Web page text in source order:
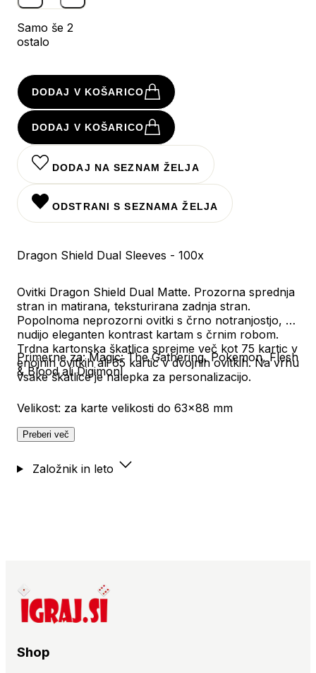
Samo še 2
ostalo
DODAJ V KOŠARICO
DODAJ V KOŠARICO
DODAJ NA SEZNAM ŽELJA
ODSTRANI S SEZNAMA ŽELJA
Dragon Shield Dual Sleeves - 100x
Ovitki Dragon Shield Dual Matte. Prozorna sprednja
stran in matirana, teksturirana zadnja stran.
Popolnoma neprozorni ovitki s črno notranjostjo, ki
nudijo eleganten kontrast kartam s črnim robom.
Trdna kartonska škatlica sprejme več kot 75 kartic v
enojnih ovitkih ali 65 kartic v dvojnih ovitkih. Na vrhu
vsake škatlice je nalepka za personalizacijo.
Primerne za: Magic: The Gathering, Pokemon, Flesh
& Blood ali Digimon!
Velikost: za karte velikosti do 63x88 mm
Preberi več
Založnik in leto
Shop